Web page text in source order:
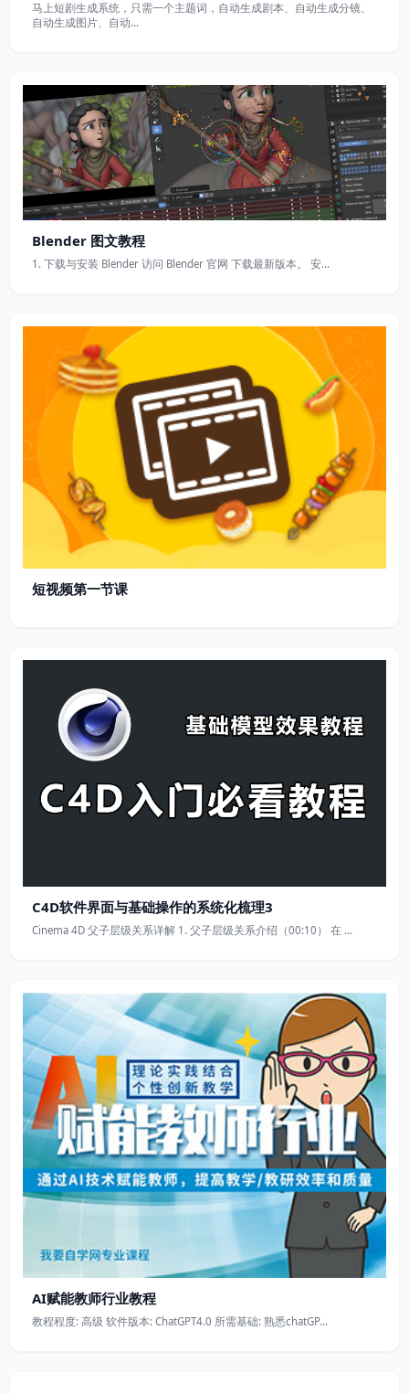
马上短剧生成系统，只需一个主题词，自动生成剧本、自动生成分镜、
自动生成图片、自动…
Blender 图文教程
1. 下载与安装 Blender 访问 Blender 官网 下载最新版本。 安…
短视频第一节课
C4D软件界面与基础操作的系统化梳理3
Cinema 4D 父子层级关系详解 1. 父子层级关系介绍（00:10） 在 …
AI赋能教师行业教程
教程程度: 高级 软件版本: ChatGPT4.0 所需基础: 熟悉chatGP…